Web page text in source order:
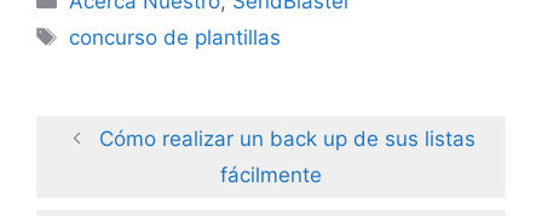
Tags
concurso de plantillas
Cómo realizar un back up de sus listas
fácilmente